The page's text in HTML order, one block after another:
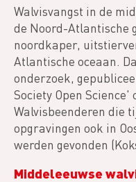
Walvisvangst in de
de Noord-Atlantische
noordkaper,
Atlantische oceaan.
onderzoek,
Society Open
Walvisbeenderen die
opgravingen ook in
werden gevonden
Middeleeuwse